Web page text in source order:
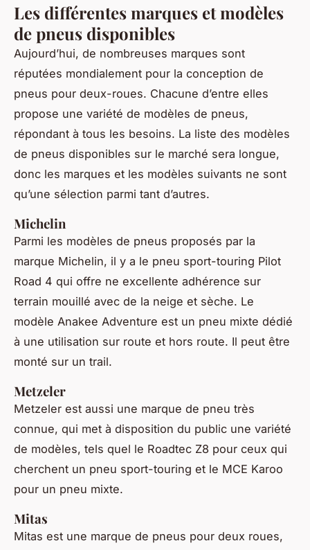
Les différentes marques et modèles
de pneus disponibles
Aujourd’hui, de nombreuses marques sont
réputées mondialement pour la conception de
pneus pour deux-roues. Chacune d’entre elles
propose une variété de modèles de pneus,
répondant à tous les besoins. La liste des modèles
de pneus disponibles sur le marché sera longue,
donc les marques et les modèles suivants ne sont
qu’une sélection parmi tant d’autres.
Michelin
Parmi les modèles de pneus proposés par la
marque Michelin, il y a le pneu sport-touring Pilot
Road 4 qui offre ne excellente adhérence sur
terrain mouillé avec de la neige et sèche. Le
modèle Anakee Adventure est un pneu mixte dédié
à une utilisation sur route et hors route. Il peut être
monté sur un trail.
Metzeler
Metzeler est aussi une marque de pneu très
connue, qui met à disposition du public une variété
de modèles, tels quel le Roadtec Z8 pour ceux qui
cherchent un pneu sport-touring et le MCE Karoo
pour un pneu mixte.
Mitas
Mitas est une marque de pneus pour deux roues,